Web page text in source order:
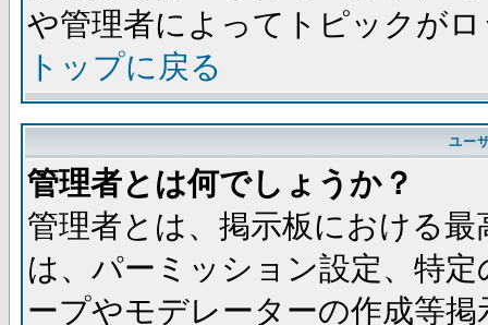
や管理者によってトピックが
トップに戻る
ユー
管理者とは何でしょうか？
管理者とは、掲示板における
は、パーミッション設定、特
ープやモデレーターの作成等